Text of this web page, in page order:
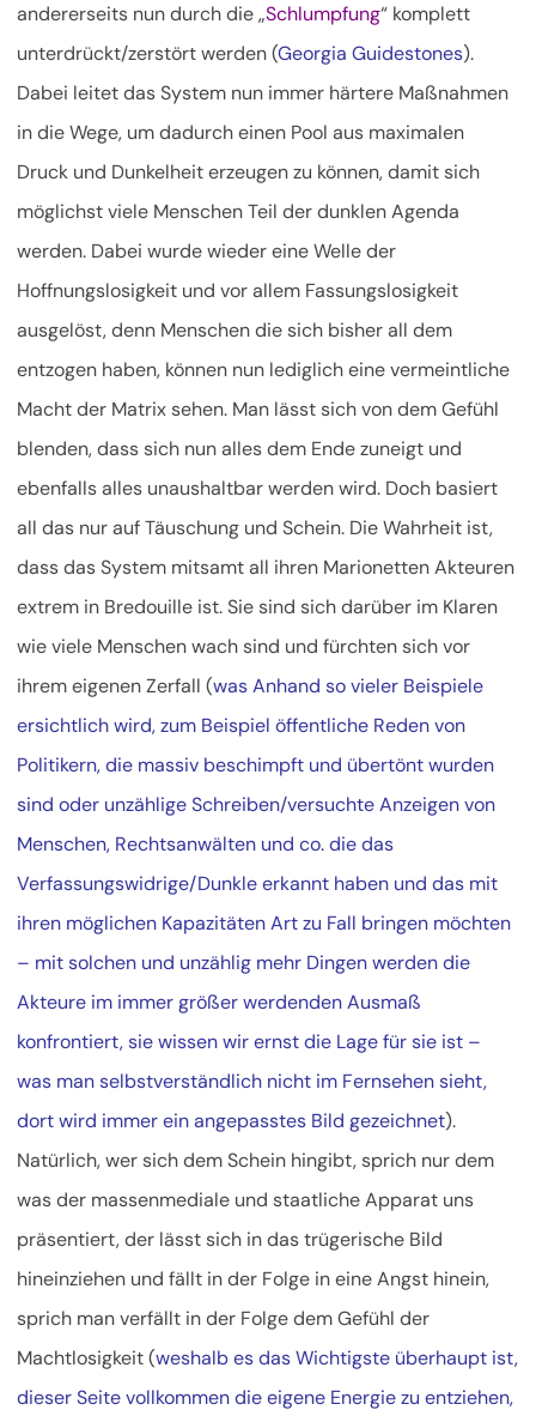
andererseits nun durch die „Schlumpfung“ komplett
unterdrückt/zerstört werden (Georgia Guidestones).
Dabei leitet das System nun immer härtere Maßnahmen
in die Wege, um dadurch einen Pool aus maximalen
Druck und Dunkelheit erzeugen zu können, damit sich
möglichst viele Menschen Teil der dunklen Agenda
werden. Dabei wurde wieder eine Welle der
Hoffnungslosigkeit und vor allem Fassungslosigkeit
ausgelöst, denn Menschen die sich bisher all dem
entzogen haben, können nun lediglich eine vermeintliche
Macht der Matrix sehen. Man lässt sich von dem Gefühl
blenden, dass sich nun alles dem Ende zuneigt und
ebenfalls alles unaushaltbar werden wird. Doch basiert
all das nur auf Täuschung und Schein. Die Wahrheit ist,
dass das System mitsamt all ihren Marionetten Akteuren
extrem in Bredouille ist. Sie sind sich darüber im Klaren
wie viele Menschen wach sind und fürchten sich vor
ihrem eigenen Zerfall (was Anhand so vieler Beispiele
ersichtlich wird, zum Beispiel öffentliche Reden von
Politikern, die massiv beschimpft und übertönt wurden
sind oder unzählige Schreiben/versuchte Anzeigen von
Menschen, Rechtsanwälten und co. die das
Verfassungswidrige/Dunkle erkannt haben und das mit
ihren möglichen Kapazitäten Art zu Fall bringen möchten
– mit solchen und unzählig mehr Dingen werden die
Akteure im immer größer werdenden Ausmaß
konfrontiert, sie wissen wir ernst die Lage für sie ist –
was man selbstverständlich nicht im Fernsehen sieht,
dort wird immer ein angepasstes Bild gezeichnet).
Natürlich, wer sich dem Schein hingibt, sprich nur dem
was der massenmediale und staatliche Apparat uns
präsentiert, der lässt sich in das trügerische Bild
hineinziehen und fällt in der Folge in eine Angst hinein,
sprich man verfällt in der Folge dem Gefühl der
Machtlosigkeit (weshalb es das Wichtigste überhaupt ist,
dieser Seite vollkommen die eigene Energie zu entziehen,